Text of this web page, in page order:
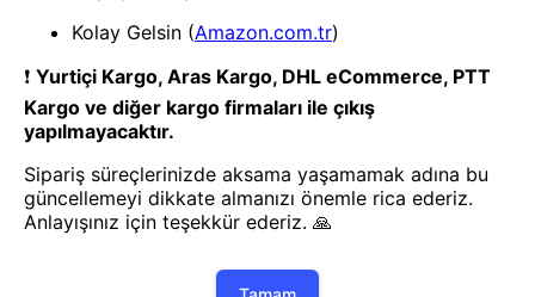
Askı
BUFFER® Multi Çok Amaçlı
Kolay Temizlenen Mutfak
Banyo Takı Duvar Askılık Aparatı
Askı
BUFFER® Çok Amaçlı Pvc
Mutfak Önlüğü Boyundan Askılı